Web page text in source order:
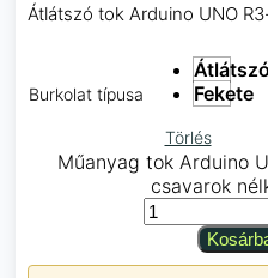
Átlátszó tok Arduino UNO
Burkolat típusa
Átlátszó
Fekete
Törlés
Műanyag tok Arduino
csavarok